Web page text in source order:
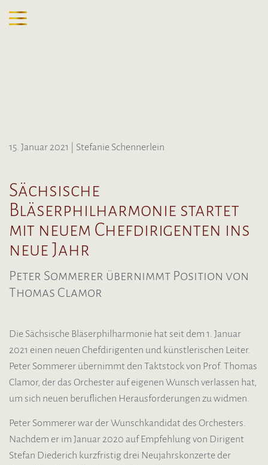
15. Januar 2021 | Stefanie Schennerlein
Sächsische
Bläserphilharmonie startet
mit neuem Chefdirigenten ins
neue Jahr
Peter Sommerer übernimmt Position von
Thomas Clamor
Die Sächsische Bläserphilharmonie hat seit dem 1. Januar
2021 einen neuen Chefdirigenten und künstlerischen Leiter.
Peter Sommerer übernimmt den Taktstock von Prof. Thomas
Clamor, der das Orchester auf eigenen Wunsch verlassen hat,
um sich neuen beruflichen Herausforderungen zu widmen.
Peter Sommerer war der Wunschkandidat des Orchesters.
Nachdem er im Januar 2020 auf Empfehlung von Dirigent
Stefan Diederich kurzfristig drei Neujahrskonzerte der